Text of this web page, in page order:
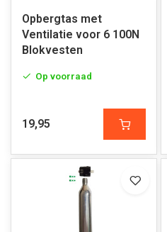
Opbergtas met
Ventilatie voor 6 100N
Blokvesten
Op voorraad
19,95